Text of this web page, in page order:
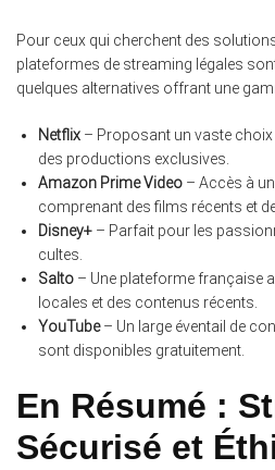
Pour ceux qui cherchent des
plateformes de streaming légales
quelques alternatives offrant une
Netflix – Proposant un vaste choix
des productions exclusives.
Amazon Prime Video – Accès à
comprenant des films récents et
Disney+ – Parfait pour les
cultes.
Salto – Une plateforme française
locales et des contenus récents.
YouTube– Un large éventail de
sont disponibles gratuitement.
En Résumé :
Sécurisé et